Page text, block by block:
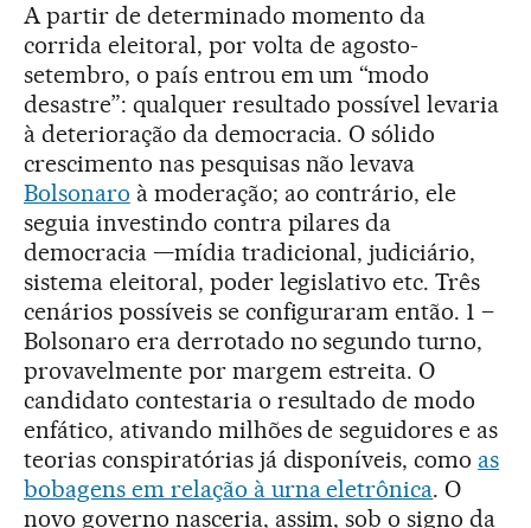
A partir de determinado momento da
corrida eleitoral, por volta de agosto-
setembro, o país entrou em um “modo
desastre”: qualquer resultado possível levaria
à deterioração da democracia. O sólido
crescimento nas pesquisas não levava
Bolsonaro à moderação; ao contrário, ele
seguia investindo contra pilares da
democracia —mídia tradicional, judiciário,
sistema eleitoral, poder legislativo etc. Três
cenários possíveis se configuraram então. 1 –
Bolsonaro era derrotado no segundo turno,
provavelmente por margem estreita. O
candidato contestaria o resultado de modo
enfático, ativando milhões de seguidores e as
teorias conspiratórias já disponíveis, como as
bobagens em relação à urna eletrônica. O
novo governo nasceria, assim, sob o signo da